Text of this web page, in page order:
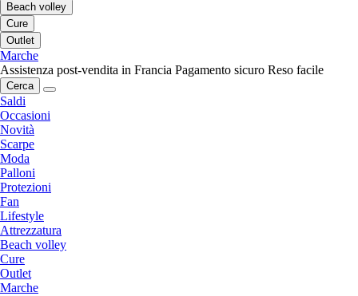
Beach volley
Cure
Outlet
Marche
Assistenza post-vendita in Francia Pagamento sicuro Reso facile
Cerca
Saldi
Occasioni
Novità
Scarpe
Moda
Palloni
Protezioni
Fan
Lifestyle
Attrezzatura
Beach volley
Cure
Outlet
Marche